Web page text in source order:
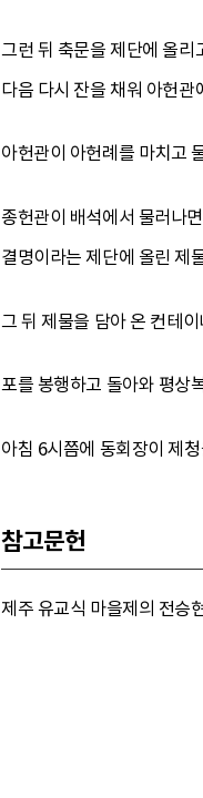
그런 뒤 축문을 제단에 올
다음 다시 잔을 채워 아헌
아헌관이 아헌례를 마치고
종헌관이 배석에서 물러나
결명이라는 제단에 올린 제
그 뒤 제물을 담아 온 컨테
포를 봉행하고 돌아와 평상
아침 6시쯤에 동회장이 제
참고문헌
제주 유교식 마을제의 전승